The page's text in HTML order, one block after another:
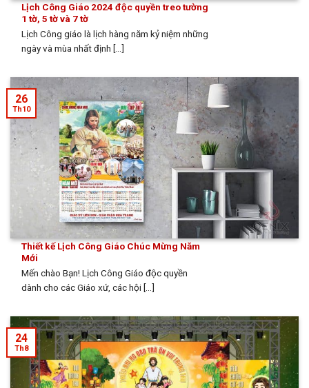
Lịch Công Giáo 2024 độc quyền treo tường
1 tờ, 5 tờ và 7 tờ
Lịch Công giáo là lịch hàng năm kỷ niệm những
ngày và mùa nhất định [...]
Thiết kế Lịch Công Giáo Chúc Mừng Năm
Mới
Mến chào Bạn! Lịch Công Giáo độc quyền
dành cho các Giáo xứ, các hội [...]
26
Th10
24
Th8